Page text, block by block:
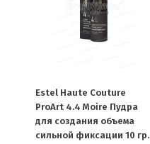
Estel Haute Couture
ProArt 4.4 Moire Пудра
для создания объема
сильной фиксации 10 гр.